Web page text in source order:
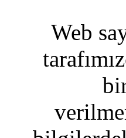
Web